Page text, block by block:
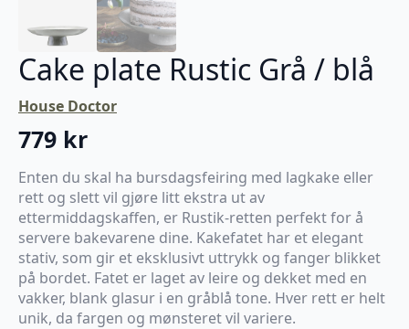
Cake plate Rustic Grå / blå
House Doctor
779 kr
Enten du skal ha bursdagsfeiring med lagkake eller
rett og slett vil gjøre litt ekstra ut av
ettermiddagskaffen, er Rustik-retten perfekt for å
servere bakevarene dine. Kakefatet har et elegant
stativ, som gir et eksklusivt uttrykk og fanger blikket
på bordet. Fatet er laget av leire og dekket med en
vakker, blank glasur i en gråblå tone. Hver rett er helt
unik, da fargen og mønsteret vil variere.